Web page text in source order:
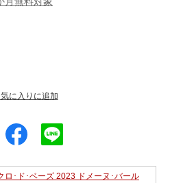
ロ･ド･ベーズ 2023 ドメーヌ･バール